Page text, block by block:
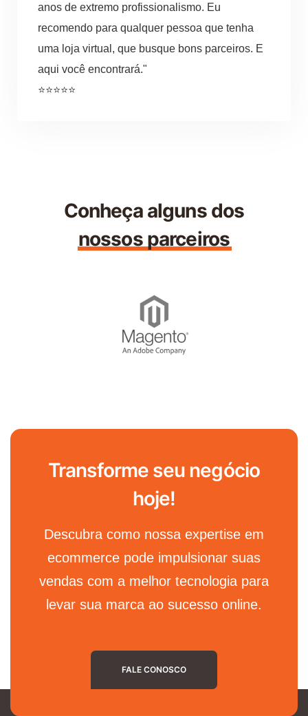
anos de extremo profissionalismo. Eu
recomendo para qualquer pessoa que tenha
uma loja virtual, que busque bons parceiros. E
aqui você encontrará."
⭐⭐⭐⭐⭐
Conheça alguns dos
nossos parceiros
Transforme seu negócio
hoje!
Descubra como nossa expertise em
ecommerce pode impulsionar suas
vendas com a melhor tecnologia para
levar sua marca ao sucesso online.
FALE CONOSCO